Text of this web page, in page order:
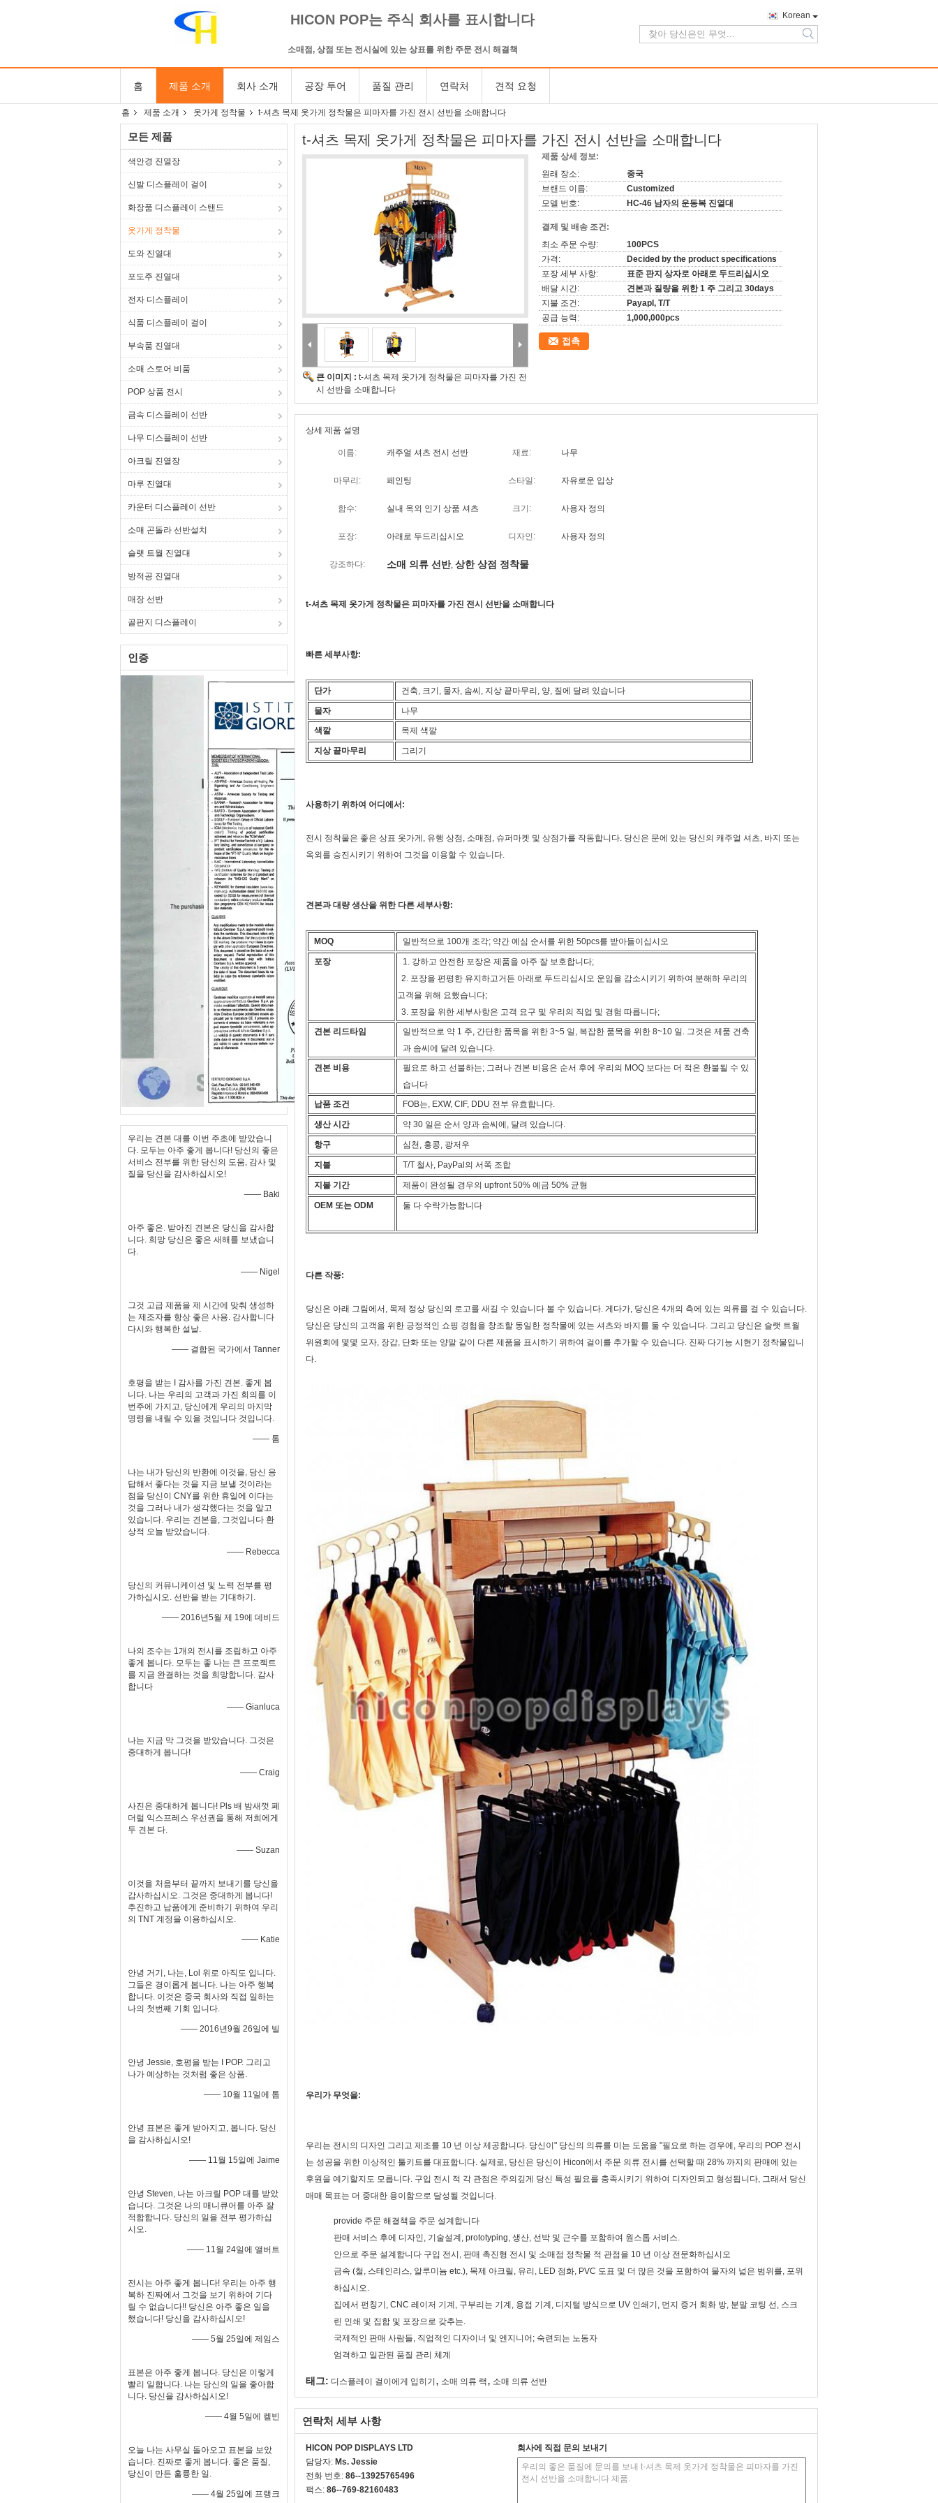
HICON POP는 주식 회사를 표시합니다
소매점, 상점 또는 전시실에 있는 상표를 위한 주문 전시 해결책
Korean
search
홈 제품 소개 회사 소개 공장 투어 품질 관리 연락처 견적 요청
홈 제품 소개 옷가게 정착물 t-셔츠 목제 옷가게 정착물은 피마자를 가진 전시 선반을 소매합니다
모든 제품
색안경 진열장
신발 디스플레이 걸이
화장품 디스플레이 스탠드
옷가게 정착물
도와 진열대
포도주 진열대
전자 디스플레이
식품 디스플레이 걸이
부속품 진열대
소매 스토어 비품
POP 상품 전시
금속 디스플레이 선반
나무 디스플레이 선반
아크릴 진열장
마루 진열대
카운터 디스플레이 선반
소매 곤돌라 선반설치
슬랫 트월 진열대
방적공 진열대
매장 선반
골판지 디스플레이
인증
우리는 견본 대를 이번 주초에 받았습니
다. 모두는 아주 좋게 봅니다! 당신의 좋은
서비스 전부를 위한 당신의 도움, 감사 및
질을 당신을 감사하십시오!
—— Baki
아주 좋은. 받아진 견본은 당신을 감사합
니다. 희망 당신은 좋은 새해를 보냈습니
다.
—— Nigel
그것 고급 제품을 제 시간에 맞춰 생성하
는 제조자를 항상 좋은 사용. 감사합니다
다시와 행복한 설날.
—— 결합된 국가에서 Tanner
호평을 받는 I 감사를 가진 견본. 좋게 봅
니다. 나는 우리의 고객과 가진 회의를 이
번주에 가지고, 당신에게 우리의 마지막
명령을 내릴 수 있을 것입니다 것입니다.
—— 톰
나는 내가 당신의 반환에 이것을, 당신 응
답해서 좋다는 것을 지금 보낼 것이라는
점을 당신이 CNY를 위한 휴일에 이다는
것을 그러나 내가 생각했다는 것을 알고
있습니다. 우리는 견본을, 그것입니다 환
상적 오늘 받았습니다.
—— Rebecca
당신의 커뮤니케이션 및 노력 전부를 평
가하십시오. 선반을 받는 기대하기.
—— 2016년5월 제 19에 데비드
나의 조수는 1개의 전시를 조립하고 아주
좋게 봅니다. 모두는 좋 나는 큰 프로젝트
를 지금 완결하는 것을 희망합니다. 감사
합니다
—— Gianluca
나는 지금 막 그것을 받았습니다. 그것은
중대하게 봅니다!
—— Craig
사진은 중대하게 봅니다! Pls 배 밤새껏 페
더럴 익스프레스 우선권을 통해 저희에게
두 견본 다.
—— Suzan
이것을 처음부터 끝까지 보내기를 당신을
감사하십시오. 그것은 중대하게 봅니다!
추진하고 납품에게 준비하기 위하여 우리
의 TNT 계정을 이용하십시오.
—— Katie
안녕 거기, 나는, Lol 위로 아직도 입니다.
그들은 경이롭게 봅니다. 나는 아주 행복
합니다. 이것은 중국 회사와 직접 일하는
나의 첫번째 기회 입니다.
—— 2016년9월 26일에 빌
안녕 Jessie, 호평을 받는 I POP. 그리고
나가 예상하는 것처럼 좋은 상품.
—— 10월 11일에 톰
안녕 표본은 좋게 받아지고, 봅니다. 당신
을 감사하십시오!
—— 11월 15일에 Jaime
안녕 Steven, 나는 아크릴 POP 대를 받았
습니다. 그것은 나의 매니큐어를 아주 잘
적합합니다. 당신의 일을 전부 평가하십
시오.
—— 11월 24일에 앨버트
전시는 아주 좋게 봅니다! 우리는 아주 행
복하 진짜에서 그것을 보기 위하여 기다
릴 수 없습니다!! 당신은 아주 좋은 일을
했습니다! 당신을 감사하십시오!
—— 5월 25일에 제임스
표본은 아주 좋게 봅니다. 당신은 이렇게
빨리 일합니다. 나는 당신의 일을 좋아합
니다. 당신을 감사하십시오!
—— 4월 5일에 켈빈
오늘 나는 사무실 돌아오고 표본을 보았
습니다. 진짜로 좋게 봅니다. 좋은 품질,
당신이 만든 훌륭한 일.
—— 4월 25일에 프랭크
t-셔츠 목제 옷가게 정착물은 피마자를 가진 전시 선반을 소매합니다
큰 이미지 : t-셔츠 목제 옷가게 정착물은 피마자를 가진 전
시 선반을 소매합니다
제품 상세 정보:
원래 장소:
중국
브랜드 이름:
Customized
모델 번호:
HC-46 남자의 운동복 진열대
결제 및 배송 조건:
최소 주문 수량:
100PCS
가격:
Decided by the product specifications
포장 세부 사항:
표준 판지 상자로 아래로 두드리십시오
배달 시간:
견본과 질량을 위한 1 주 그리고 30days
지불 조건:
Payapl, T/T
공급 능력:
1,000,000pcs
접촉
상세 제품 설명
이름: 캐주얼 셔츠 전시 선반 재료: 나무
마무리: 페인팅 스타일: 자유로운 입상
함수: 실내 옥외 인기 상품 셔츠 크기: 사용자 정의
포장: 아래로 두드리십시오 디자인: 사용자 정의
강조하다: 소매 의류 선반, 상한 상점 정착물
t-셔츠 목제 옷가게 정착물은 피마자를 가진 전시 선반을 소매합니다
빠른 세부사항:
단가 건축, 크기, 물자, 솜씨, 지상 끝마무리, 양, 질에 달려 있습니다
물자
나무
색깔
목제 색깔
지상 끝마무리 그리기
사용하기 위하여 어디에서:
전시 정착물은 좋은 상표 옷가게, 유행 상점, 소매점, 슈퍼마켓 및 상점가를 작동합니다. 당신은 문에 있는 당신의 캐주얼 셔츠, 바지 또는
옥외를 승진시키기 위하여 그것을 이용할 수 있습니다.
견본과 대량 생산을 위한 다른 세부사항:
MOQ 일반적으로 100개 조각; 약간 예심 순서를 위한 50pcs를 받아들이십시오
포장
1. 강하고 안전한 포장은 제품을 아주 잘 보호합니다;
2. 포장을 편평한 유지하고거든 아래로 두드리십시오 운임을 감소시키기 위하여 분해하 우리의
고객을 위해 요했습니다;
3. 포장을 위한 세부사항은 고객 요구 및 우리의 직업 및 경험 따릅니다;
견본 리드타임
일반적으로 약 1 주, 간단한 품목을 위한 3~5 일, 복잡한 품목을 위한 8~10 일. 그것은 제품 건축
과 솜씨에 달려 있습니다.
견본 비용
필요로 하고 선불하는; 그러나 견본 비용은 순서 후에 우리의 MOQ 보다는 더 적은 환불될 수 있
습니다
납품 조건
FOB는, EXW, CIF, DDU 전부 유효합니다.
생산 시간 약 30 일은 순서 양과 솜씨에, 달려 있습니다.
항구 심천, 홍콩, 광저우
지불 T/T 철사, PayPal의 서쪽 조합
지불 기간 제품이 완성될 경우의 upfront 50% 예금 50% 균형
OEM 또는 ODM 둘 다 수락가능합니다
다른 작풍:
당신은 아래 그림에서, 목제 정상 당신의 로고를 새길 수 있습니다 볼 수 있습니다. 게다가, 당신은 4개의 측에 있는 의류를 걸 수 있습니다.
당신은 당신의 고객을 위한 긍정적인 쇼핑 경험을 창조할 동일한 정착물에 있는 셔츠와 바지를 둘 수 있습니다. 그리고 당신은 슬랫 트월
위원회에 몇몇 모자, 장갑, 단화 또는 양말 같이 다른 제품을 표시하기 위하여 걸이를 추가할 수 있습니다. 진짜 다기능 시현기 정착물입니
다.
우리가 무엇을:
우리는 전시의 디자인 그리고 제조를 10 년 이상 제공합니다. 당신이" 당신의 의류를 미는 도움을 "필요로 하는 경우에, 우리의 POP 전시
는 성공을 위한 이상적인 툴키트를 대표합니다. 실제로, 당신은 당신이 Hicon에서 주문 의류 전시를 선택할 때 28% 까지의 판매에 있는
후원을 예기할지도 모릅니다. 구입 전시 적 각 관점은 주의깊게 당신 특성 필요를 충족시키기 위하여 디자인되고 형성됩니다, 그래서 당신
매매 목표는 더 중대한 용이함으로 달성될 것입니다.
provide 주문 해결책을 주문 설계합니다
판매 서비스 후에 디자인, 기술설계, prototyping, 생산, 선박 및 근수를 포함하여 원스톱 서비스.
안으로 주문 설계합니다 구입 전시, 판매 촉진형 전시 및 소매점 정착물 적 관점을 10 년 이상 전문화하십시오
금속 (철, 스테인리스, 알루미늄 etc.), 목제 아크릴, 유리, LED 점화, PVC 도표 및 더 많은 것을 포함하여 물자의 넓은 범위를, 포위
하십시오.
집에서 펀칭기, CNC 레이저 기계, 구부리는 기계, 용접 기계, 디지털 방식으로 UV 인쇄기, 먼지 증거 회화 방, 분말 코팅 선, 스크
린 인쇄 및 집합 및 포장으로 갖추는.
국제적인 판매 사람들, 직업적인 디자이너 및 엔지니어; 숙련되는 노동자
엄격하고 일관된 품질 관리 체계
태그: 디스플레이 걸이에게 입히기 , 소매 의류 랙, 소매 의류 선반
연락처 세부 사항
HICON POP DISPLAYS LTD
담당자: Ms. Jessie
전화 번호: 86--13925765496
팩스: 86--769-82160483
회사에 직접 문의 보내기